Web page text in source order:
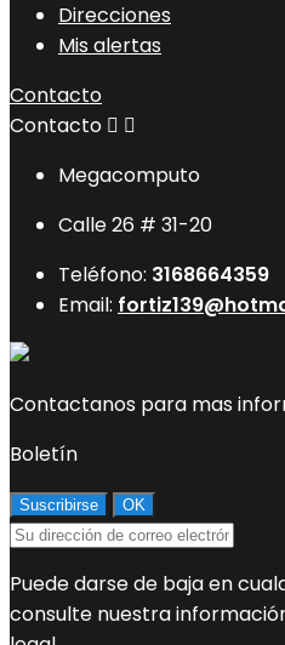
Direcciones
Mis alertas
Contacto
Contacto  
Megacomputo
Calle 26 # 31-20
Teléfono: 3168664359
Email:
Contactanos para mas
Boletín
Puede darse de baja en
consulte nuestra